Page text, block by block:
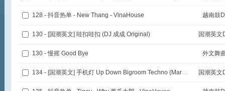
128 - 抖音热单 - New Thang - VinaHouse 越南鼓
130 - [国潮英文] 哇扣哇扣 (DJ 成成 Original) 国潮英文
130 - 慢摇 Good Bye 外文舞
134 - [国潮英文] 手机灯 Up Down Bigroom Techno (Martinz.Mashup) 国潮英文